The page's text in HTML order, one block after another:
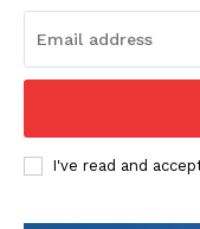
I've read and